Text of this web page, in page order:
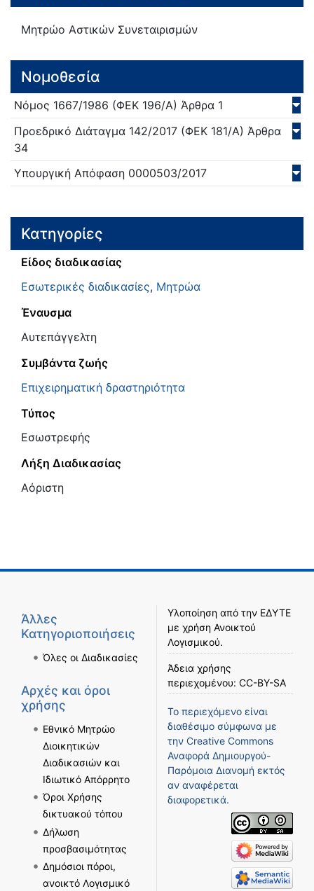
Μητρώο Αστικών Συνεταιρισμών
Νομοθεσία
Νόμος 1667/1986 (ΦΕΚ 196/Α) Άρθρα 1
Προεδρικό Διάταγμα 142/2017 (ΦΕΚ 181/Α) Άρθρα
34
Υπουργική Απόφαση 0000503/2017
Κατηγορίες
Είδος διαδικασίας
Εσωτερικές διαδικασίες, Μητρώα
Έναυσμα
Αυτεπάγγελτη
Συμβάντα ζωής
Επιχειρηματική δραστηριότητα
Τύπος
Εσωστρεφής
Λήξη Διαδικασίας
Αόριστη
Άλλες
Κατηγοριοποιήσεις
Όλες οι Διαδικασίες
Αρχές και όροι
χρήσης
Εθνικό Μητρώο
Διοικητικών
Διαδικασιών και
Ιδιωτικό Απόρρητο
Όροι Χρήσης
δικτυακού τόπου
Δήλωση
προσβασιμότητας
Δημόσιοι πόροι,
ανοικτό Λογισμικό
Υλοποίηση από την ΕΔΥΤΕ
με χρήση Ανοικτού
Λογισμικού.
Άδεια χρήσης
περιεχομένου: CC-BY-SA
Το περιεχόμενο είναι
διαθέσιμο σύμφωνα με
την Creative Commons
Αναφορά Δημιουργού-
Παρόμοια Διανομή εκτός
αν αναφέρεται
διαφορετικά.